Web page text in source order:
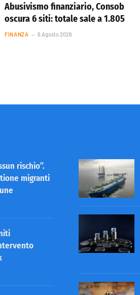
Abusivismo finanziario, Consob
oscura 6 siti: totale sale a 1.805
FINANZA 6 Agosto 2026
rischio”.
migranti